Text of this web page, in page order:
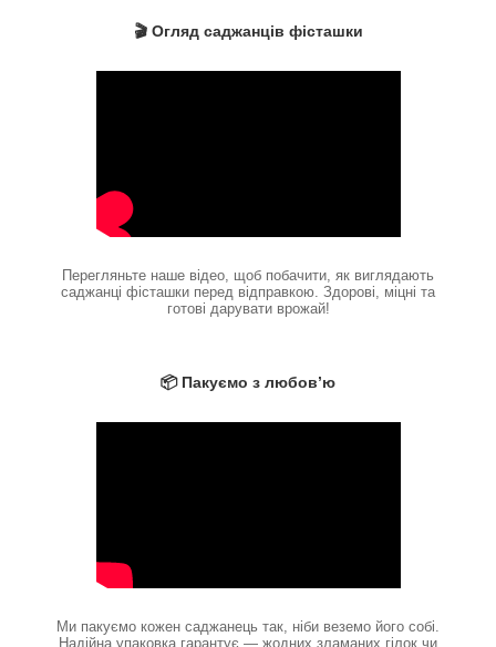
🎬 Огляд саджанців фісташки
Перегляньте наше відео, щоб побачити, як виглядають
саджанці фісташки перед відправкою. Здорові, міцні та
готові дарувати врожай!
📦 Пакуємо з любов’ю
Ми пакуємо кожен саджанець так, ніби веземо його собі.
Надійна упаковка гарантує — жодних зламаних гілок чи